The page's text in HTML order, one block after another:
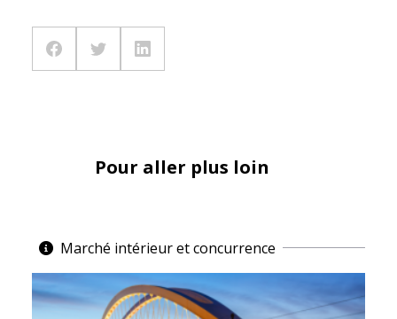
Pour aller plus loin
Marché intérieur et concurrence